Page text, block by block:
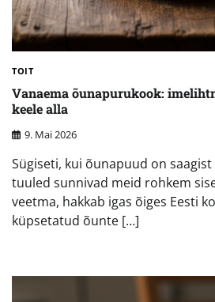
TOIT
Vanaema õunapurukook:
keele alla
9. Mai 2026
Sügiseti, kui õunapuud on
tuuled sunnivad meid rohkem
veetma, hakkab igas õiges Eesti
küpsetatud õunte […]